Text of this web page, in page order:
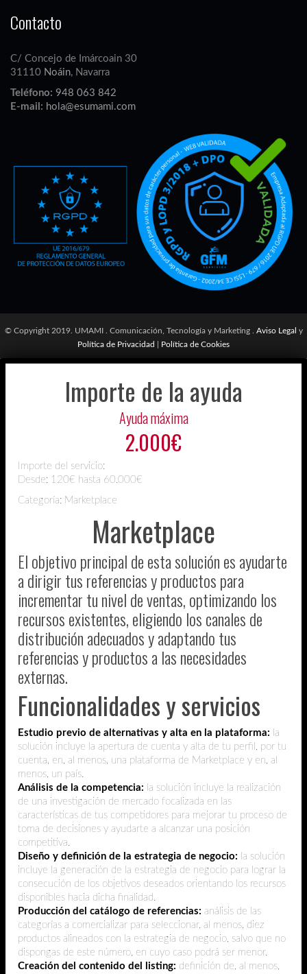
Contacto
C/ Concejo de Imárcoain 30
31110 Noáin, Navarra
Teléfono: 948 063 842
E-mail: hola@esumami.com
© Copyright 2019. UMAMI . Comunicación, Tecnología y Marketing . Aviso Legal y
Política de Privacidad
Política de Cookies
Importe de la ayuda
Ayuda máxima
2.000€
Importe del servicio:
Desde: 120€ hasta 60.000€
Categoría: Marketplace
Marketplace
El objetivo principal de esta solución es ayudarte
a dirigir tus referencias y productos para
incrementar tu nivel de ventas, optimizando los
recursos existentes, eligiendo los canales de
distribución adecuados y adaptando tus
referencias y productos a las necesidades
externas.
Funcionalidades y servicios
Estudio previo de alternativas y alta en la plataforma: la
solución incluye la apertura de cuenta y alta de tu perfil, por tu
cuenta, en, al menos, una plataforma de Marketplace y en, al
menos, un país.
Análisis de la competencia: la solución incluye la realización
de una investigación de mercado focalizada en las
características de tus competidores para mejorar tu proceso de
toma de decisiones y ayudarte a alcanzar una posición
competitiva.
Diseño y definición de la estrategia de negocio: la solución
incluye la generación de la estrategia de negocio para lograr la
consecución de los objetivos deseados orientando los recursos
disponibles hacia dicha finalidad.
Producción del catálogo de referencias: análisis de las
categorías a comercializar para seleccionar, al menos, diez
productos alineados con la estrategia de negocio, salvo que no
dispongas de este número, en cuyo caso podrá ser menor.
Creación del contenido del listing: definición de, al menos,